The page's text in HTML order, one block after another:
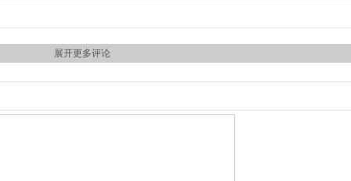
展开更多评论